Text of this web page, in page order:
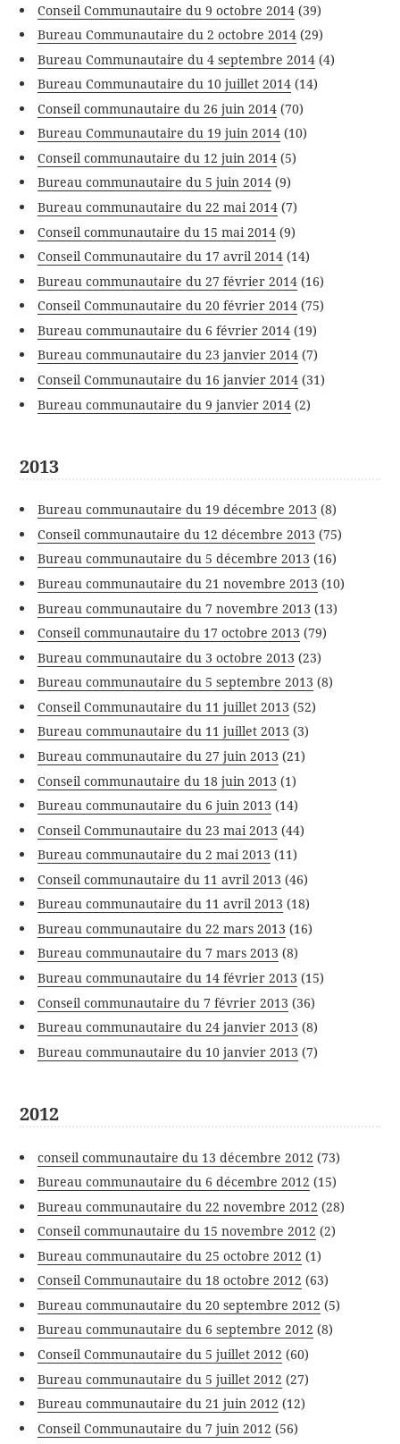
Conseil Communautaire du 9 octobre 2014 (39)
Bureau Communautaire du 2 octobre 2014 (29)
Bureau Communautaire du 4 septembre 2014 (4)
Bureau Communautaire du 10 juillet 2014 (14)
Conseil communautaire du 26 juin 2014 (70)
Bureau Communautaire du 19 juin 2014 (10)
Conseil communautaire du 12 juin 2014 (5)
Bureau communautaire du 5 juin 2014 (9)
Bureau communautaire du 22 mai 2014 (7)
Conseil communautaire du 15 mai 2014 (9)
Conseil Communautaire du 17 avril 2014 (14)
Bureau communautaire du 27 février 2014 (16)
Conseil Communautaire du 20 février 2014 (75)
Bureau communautaire du 6 février 2014 (19)
Bureau communautaire du 23 janvier 2014 (7)
Conseil Communautaire du 16 janvier 2014 (31)
Bureau communautaire du 9 janvier 2014 (2)
2013
Bureau communautaire du 19 décembre 2013 (8)
Conseil communautaire du 12 décembre 2013 (75)
Bureau communautaire du 5 décembre 2013 (16)
Bureau communautaire du 21 novembre 2013 (10)
Bureau communautaire du 7 novembre 2013 (13)
Conseil communautaire du 17 octobre 2013 (79)
Bureau communautaire du 3 octobre 2013 (23)
Bureau communautaire du 5 septembre 2013 (8)
Conseil Communautaire du 11 juillet 2013 (52)
Bureau communautaire du 11 juillet 2013 (3)
Bureau communautaire du 27 juin 2013 (21)
Conseil communautaire du 18 juin 2013 (1)
Bureau communautaire du 6 juin 2013 (14)
Conseil Communautaire du 23 mai 2013 (44)
Bureau communautaire du 2 mai 2013 (11)
Conseil communautaire du 11 avril 2013 (46)
Bureau communautaire du 11 avril 2013 (18)
Bureau communautaire du 22 mars 2013 (16)
Bureau communautaire du 7 mars 2013 (8)
Bureau communautaire du 14 février 2013 (15)
Conseil communautaire du 7 février 2013 (36)
Bureau communautaire du 24 janvier 2013 (8)
Bureau communautaire du 10 janvier 2013 (7)
2012
conseil communautaire du 13 décembre 2012 (73)
Bureau communautaire du 6 décembre 2012 (15)
Bureau communautaire du 22 novembre 2012 (28)
Conseil communautaire du 15 novembre 2012 (2)
Bureau communautaire du 25 octobre 2012 (1)
Conseil Communautaire du 18 octobre 2012 (63)
Bureau communautaire du 20 septembre 2012 (5)
Bureau communautaire du 6 septembre 2012 (8)
Conseil Communautaire du 5 juillet 2012 (60)
Bureau communautaire du 5 juillet 2012 (27)
Bureau communautaire du 21 juin 2012 (12)
Conseil Communautaire du 7 juin 2012 (56)